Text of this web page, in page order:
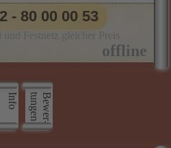
Info B
e
w
e
r
­
t
u
n
g
e
n
- 80 00 00 53